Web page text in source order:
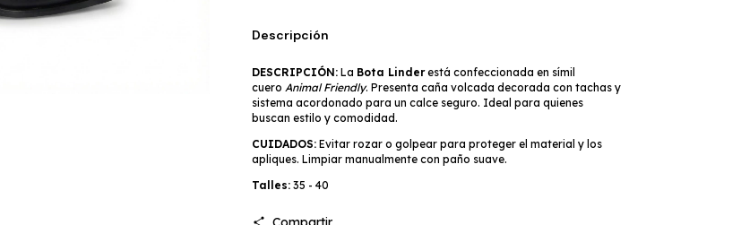
Descripción
DESCRIPCIÓN: La Bota Linderestá confeccionada en símil
cuero Animal Friendly. Presenta caña volcada decorada con tachas y
sistema acordonado para un calce seguro. Ideal para quienes
buscan estilo y comodidad.
CUIDADOS: Evitar rozar o golpear para proteger el material y los
apliques. Limpiar manualmente con paño suave.
Talles: 35 - 40